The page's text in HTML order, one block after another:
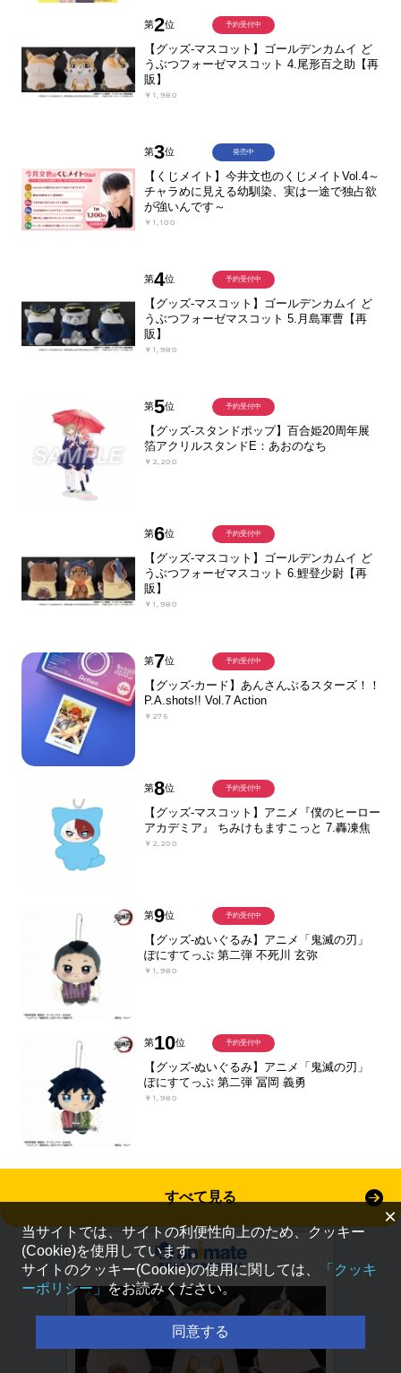
第2位
【グッズ-マスコット】ゴールデンカムイ ど
うぶつフォーゼマスコット 4.尾形百之助【再
販】
￥1,980
予約受付中
第3位
【くじメイト】今井文也のくじメイトVol.4～
チャラめに見える幼馴染、実は一途で独占欲
が強いんです～
￥1,100
発売中
第4位
【グッズ-マスコット】ゴールデンカムイ ど
うぶつフォーゼマスコット 5.月島軍曹【再
販】
￥1,980
予約受付中
第5位
【グッズ-スタンドポップ】百合姫20周年展
箔アクリルスタンドE：あおのなち
￥2,200
予約受付中
第6位
【グッズ-マスコット】ゴールデンカムイ ど
うぶつフォーゼマスコット 6.鯉登少尉【再
販】
￥1,980
予約受付中
第7位
【グッズ-カード】あんさんぶるスターズ！！
P.A.shots!! Vol.7 Action
￥275
予約受付中
第8位
【グッズ-マスコット】アニメ『僕のヒーロー
アカデミア』 ちみけもますこっと 7.轟凍焦
￥2,200
予約受付中
第9位
【グッズ-ぬいぐるみ】アニメ「鬼滅の刃」
ぽにすてっぷ 第二弾 不死川 玄弥
￥1,980
予約受付中
第10位
【グッズ-ぬいぐるみ】アニメ「鬼滅の刃」
ぽにすてっぷ 第二弾 冨岡 義勇
￥1,980
予約受付中
すべて見る
×
当サイトでは、サイトの利便性向上のため、クッキー
(Cookie)を使用しています。
サイトのクッキー(Cookie)の使用に関しては、
「クッキ
ーポリシー」をお読みください。
同意する